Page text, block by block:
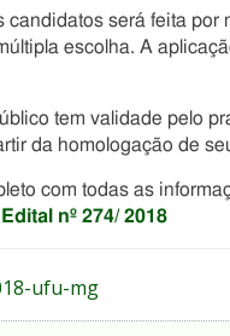
candidatos será feita por
escolha. A
tem validade pelo
da homologação de
com todas as
Edital nº 274/ 2018
ufu-mg